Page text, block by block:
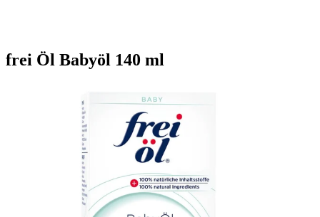
frei Öl Babyöl 140 ml